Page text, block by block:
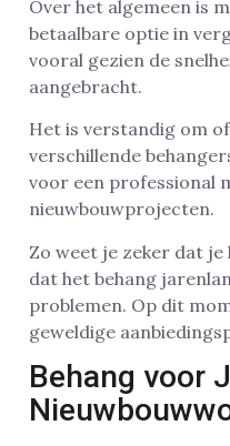
Over het algemeen is
betaalbare optie in
vooral gezien de
aangebracht.
Het is verstandig om
verschillende
voor een professional
nieuwbouwprojecten.
Zo weet je zeker dat
dat het behang
problemen. Op dit
geweldige
Behang voor